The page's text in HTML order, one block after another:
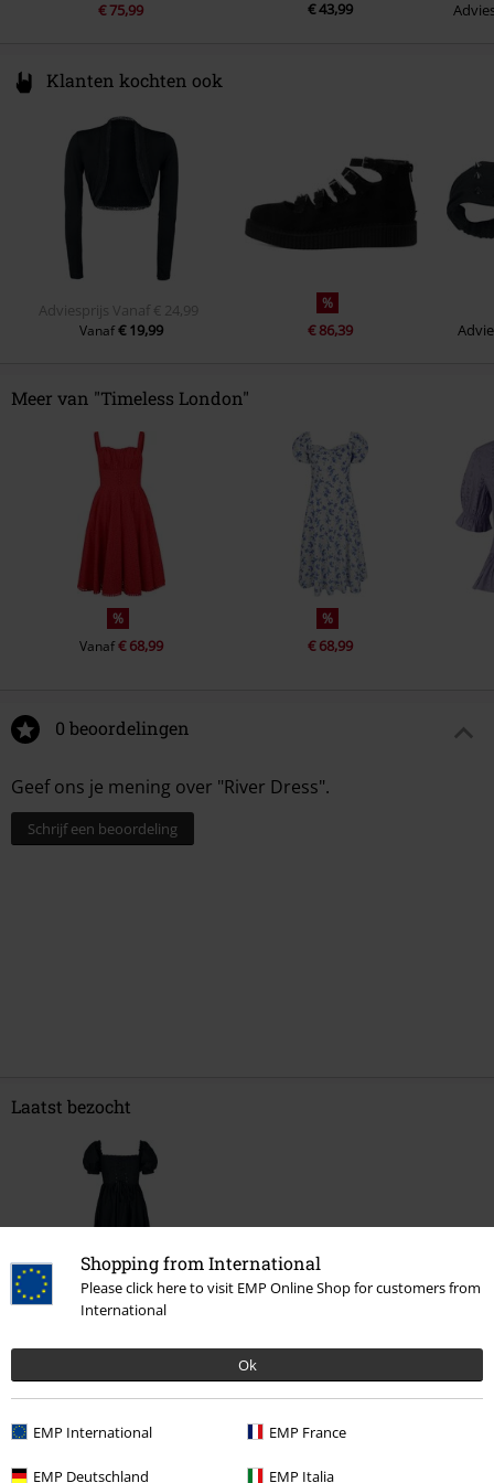
Shopping from International
Please click here to visit EMP Online Shop for customers from
International
Ok
EMP International EMP France
EMP Deutschland EMP Italia
€ 75,99 € 43,99
Klanten kochten ook
Adviesprijs Vanaf € 24,99
Vanaf€ 19,99
%
€ 86,39
Meer van "Timeless London"
%
Vanaf€ 68,99
%
€ 68,99
0 beoordelingen
Geef ons je mening over "River Dress".
Schrijf een beoordeling
Laatst bezocht
€ 75,99
Meer categorieën. Meer opties.
Kleding Jurken Middellange jurken